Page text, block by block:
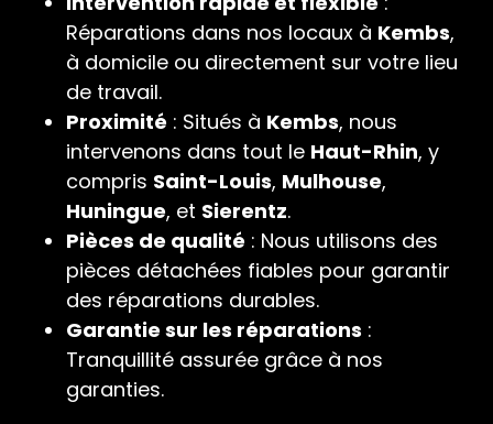
Réparations dans nos locaux à Kembs,
à domicile ou directement sur votre lieu
de travail.
Proximité : Situés à Kembs, nous
intervenons dans tout le Haut-Rhin, y
compris Saint-Louis, Mulhouse,
Huningue, et Sierentz.
Pièces de qualité : Nous utilisons des
pièces détachées fiables pour garantir
des réparations durables.
Garantie sur les réparations :
Tranquillité assurée grâce à nos
garanties.